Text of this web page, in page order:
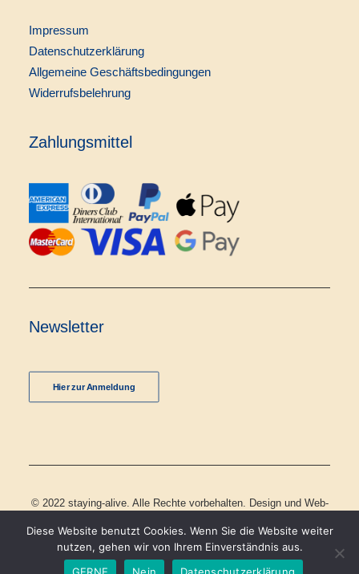
Impressum
Datenschutzerklärung
Allgemeine Geschäftsbedingungen
Widerrufsbelehrung
Zahlungsmittel
Newsletter
Hier zur Anmeldung
© 2022 staying-alive. Alle Rechte vorbehalten. Design und Web-
Diese Website benutzt Cookies. Wenn Sie die Website weiter
nutzen, gehen wir von Ihrem Einverständnis aus.
GERNE
Nein Datenschutzerklärung